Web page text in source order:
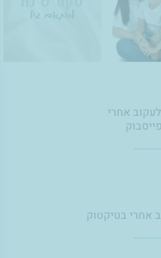
אחרי
אחרי בטיקטוק